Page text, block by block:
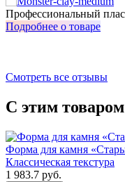
Профессиональный
Подробнее о товаре
Смотреть все отзывы
С этим
Форма для камня
Классическая текстура
1 983.7 руб.